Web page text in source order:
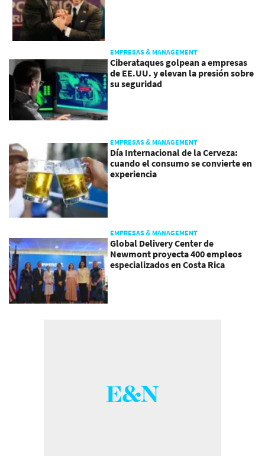
EMPRESAS & MANAGEMENT
Ciberataques golpean a empresas
de EE.UU. y elevan la presión sobre
su seguridad
EMPRESAS & MANAGEMENT
Día Internacional de la Cerveza:
cuando el consumo se convierte en
experiencia
EMPRESAS & MANAGEMENT
Global Delivery Center de
Newmont proyecta 400 empleos
especializados en Costa Rica